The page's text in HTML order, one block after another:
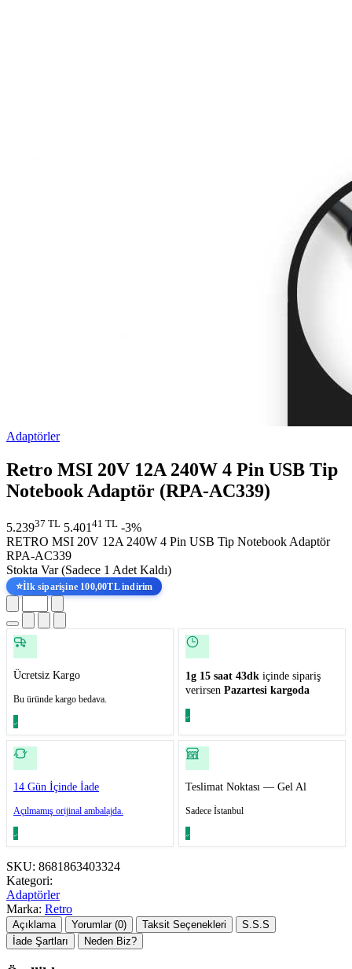
Adaptörler
Retro MSI 20V 12A 240W 4 Pin USB Tip
Notebook Adaptör (RPA-AC339)
5.23937 TL 5.401 41 TL -3%
RETRO MSI 20V 12A 240W 4 Pin USB Tip Notebook Adaptör
RPA-AC339
Stokta Var (Sadece 1 Adet Kaldı)
⭐İlk siparişine 100,00TL indirim
Ücretsiz Kargo
Bu üründe kargo bedava.
1g 15 saat 43dk içinde sipariş
verirsen Pazartesi kargoda
14 Gün İçinde İade
Açılmamış orijinal ambalajda.
Teslimat Noktası — Gel Al
Sadece İstanbul
SKU: 8681863403324
Kategori:
Adaptörler
Marka: Retro
Açıklama Yorumlar (0) Taksit Seçenekleri
S.S.S
İade Şartları
Neden Biz?